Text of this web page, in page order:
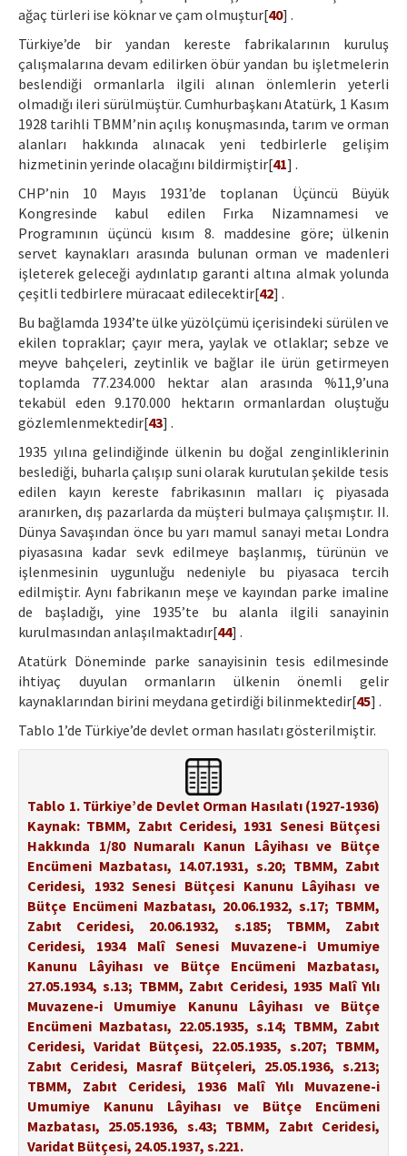
ağaç türleri ise köknar ve çam olmuştur[40] .
Türkiye’de bir yandan kereste fabrikalarının kuruluş
çalışmalarına devam edilirken öbür yandan bu işletmelerin
beslendiği ormanlarla ilgili alınan önlemlerin yeterli
olmadığı ileri sürülmüştür. Cumhurbaşkanı Atatürk, 1 Kasım
1928 tarihli TBMM’nin açılış konuşmasında, tarım ve orman
alanları hakkında alınacak yeni tedbirlerle gelişim
hizmetinin yerinde olacağını bildirmiştir[41] .
CHP’nin 10 Mayıs 1931’de toplanan Üçüncü Büyük
Kongresinde kabul edilen Fırka Nizamnamesi ve
Programının üçüncü kısım 8. maddesine göre; ülkenin
servet kaynakları arasında bulunan orman ve madenleri
işleterek geleceği aydınlatıp garanti altına almak yolunda
çeşitli tedbirlere müracaat edilecektir[42] .
Bu bağlamda 1934’te ülke yüzölçümü içerisindeki sürülen ve
ekilen topraklar; çayır mera, yaylak ve otlaklar; sebze ve
meyve bahçeleri, zeytinlik ve bağlar ile ürün getirmeyen
toplamda 77.234.000 hektar alan arasında %11,9’una
tekabül eden 9.170.000 hektarın ormanlardan oluştuğu
gözlemlenmektedir[43] .
1935 yılına gelindiğinde ülkenin bu doğal zenginliklerinin
beslediği, buharla çalışıp suni olarak kurutulan şekilde tesis
edilen kayın kereste fabrikasının malları iç piyasada
aranırken, dış pazarlarda da müşteri bulmaya çalışmıştır. II.
Dünya Savaşından önce bu yarı mamul sanayi metaı Londra
piyasasına kadar sevk edilmeye başlanmış, türünün ve
işlenmesinin uygunluğu nedeniyle bu piyasaca tercih
edilmiştir. Aynı fabrikanın meşe ve kayından parke imaline
de başladığı, yine 1935’te bu alanla ilgili sanayinin
kurulmasından anlaşılmaktadır[44] .
Atatürk Döneminde parke sanayisinin tesis edilmesinde
ihtiyaç duyulan ormanların ülkenin önemli gelir
kaynaklarından birini meydana getirdiği bilinmektedir[45] .
Tablo 1’de Türkiye’de devlet orman hasılatı gösterilmiştir.
Tablo 1. Türkiye’de Devlet Orman Hasılatı (1927-1936)
Kaynak: TBMM, Zabıt Ceridesi, 1931 Senesi Bütçesi
Hakkında 1/80 Numaralı Kanun Lâyihası ve Bütçe
Encümeni Mazbatası, 14.07.1931, s.20; TBMM, Zabıt
Ceridesi, 1932 Senesi Bütçesi Kanunu Lâyihası ve
Bütçe Encümeni Mazbatası, 20.06.1932, s.17; TBMM,
Zabıt Ceridesi, 20.06.1932, s.185; TBMM, Zabıt
Ceridesi, 1934 Malî Senesi Muvazene-i Umumiye
Kanunu Lâyihası ve Bütçe Encümeni Mazbatası,
27.05.1934, s.13; TBMM, Zabıt Ceridesi, 1935 Malî Yılı
Muvazene-i Umumiye Kanunu Lâyihası ve Bütçe
Encümeni Mazbatası, 22.05.1935, s.14; TBMM, Zabıt
Ceridesi, Varidat Bütçesi, 22.05.1935, s.207; TBMM,
Zabıt Ceridesi, Masraf Bütçeleri, 25.05.1936, s.213;
TBMM, Zabıt Ceridesi, 1936 Malî Yılı Muvazene-i
Umumiye Kanunu Lâyihası ve Bütçe Encümeni
Mazbatası, 25.05.1936, s.43; TBMM, Zabıt Ceridesi,
Varidat Bütçesi, 24.05.1937, s.221.